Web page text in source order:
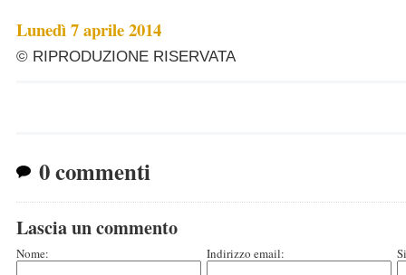
Lunedì 7 aprile 2014
© RIPRODUZIONE RISERVATA
0 commenti
Lascia un commento
Nome: Indirizzo email: